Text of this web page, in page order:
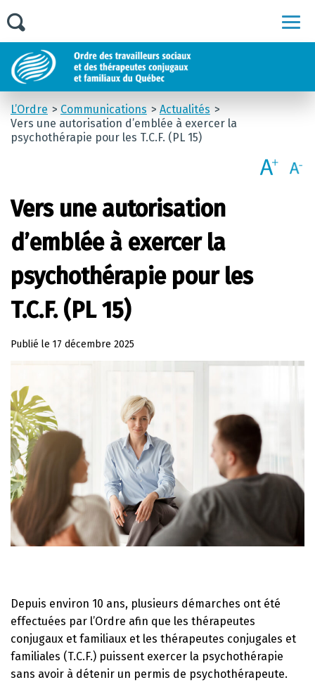
L’Ordre Communications
Actualités
Vers une autorisation d’emblée à exercer la
psychothérapie pour les T.C.F. (PL 15)
Vers une autorisation
d’emblée à exercer la
psychothérapie pour les
T.C.F. (PL 15)
Publié le 17 décembre 2025
Depuis environ 10 ans, plusieurs démarches ont été
effectuées par l’Ordre afin que les thérapeutes
conjugaux et familiaux et les thérapeutes conjugales et
familiales (T.C.F.) puissent exercer la psychothérapie
sans avoir à détenir un permis de psychothérapeute.